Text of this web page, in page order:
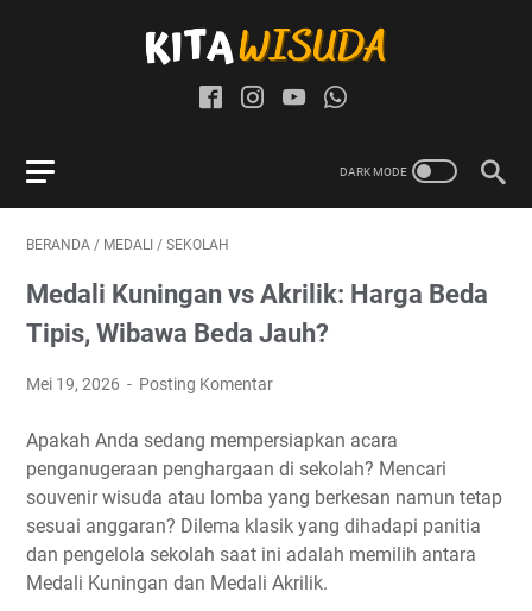
BERANDA / MEDALI / SEKOLAH
Medali Kuningan vs Akrilik: Harga Beda
Tipis, Wibawa Beda Jauh?
Mei 19, 2026 Posting Komentar
Apakah Anda sedang mempersiapkan acara
penganugeraan penghargaan di sekolah? Mencari
souvenir wisuda atau lomba yang berkesan namun tetap
sesuai anggaran? Dilema klasik yang dihadapi panitia
dan pengelola sekolah saat ini adalah memilih antara
Medali Kuningan dan Medali Akrilik.